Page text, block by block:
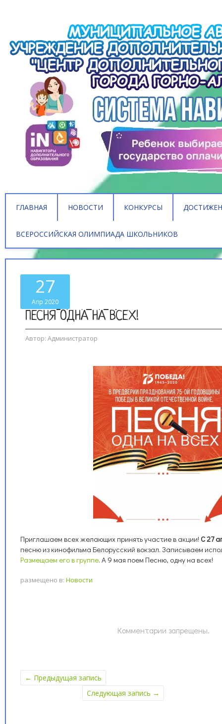
ГЛАВНАЯ НОВОСТИ КОНКУРСЫ
ВСЕРОССИЙСКАЯ ОЛИМПИАДА ШКОЛЬНИКОВ
27
Апр 2020
ПЕСНЯ ОДНА НА ВСЕХ!
Автор: Администратор
Приглашаем всех желающих принять участие в акции! С 27
песню из кинофильма Белорусский вокзал. Записываем
Размещаем его в группе. А 9 мая поем Песню, одну на всех!
размещено в: Новости
Комментарии запрещены.
← Предыдущая запись
Следующая запись →